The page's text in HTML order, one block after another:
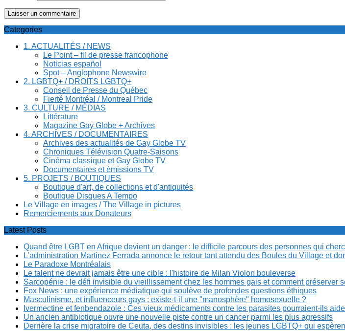
Categories
1. ACTUALITÉS / NEWS
Le Point – fil de presse francophone
Noticias español
Spot – Anglophone Newswire
2. LGBTQ+ / DROITS LGBTQ+
Conseil de Presse du Québec
Fierté Montréal / Montreal Pride
3. CULTURE / MÉDIAS
Littérature
Magazine Gay Globe + Archives
4. ARCHIVES / DOCUMENTAIRES
Archives des actualités de Gay Globe TV
Chroniques Télévision Quatre-Saisons
Cinéma classique et Gay Globe TV
Documentaires et émissions TV
5. PROJETS / BOUTIQUES
Boutique d'art, de collections et d'antiquités
Boutique Disques A Tempo
Le Village en images / The Village in pictures
Remerciements aux Donateurs
Latest Posts
Quand être LGBT en Afrique devient un danger : le difficile parcours des personnes qui
L’administration Martinez Ferrada annonce le retour tant attendu des Boules du Village et
Le Paradoxe Montréalais
Le talent ne devrait jamais être une cible : l'histoire de Milan Violon bouleverse
Sarcopénie : le défi invisible du vieillissement chez les hommes gais et comment préserver
Fox News : une expérience médiatique qui soulève de profondes questions éthiques
Masculinisme, et influenceurs gays : existe-t-il une "manosphère" homosexuelle ?
Ivermectine et fenbendazole : Ces vieux médicaments contre les parasites pourraient-ils
Un ancien antibiotique ouvre une nouvelle piste contre un cancer parmi les plus agressifs
Derrière la crise migratoire de Ceuta, des destins invisibles : les jeunes LGBTQ+ qui